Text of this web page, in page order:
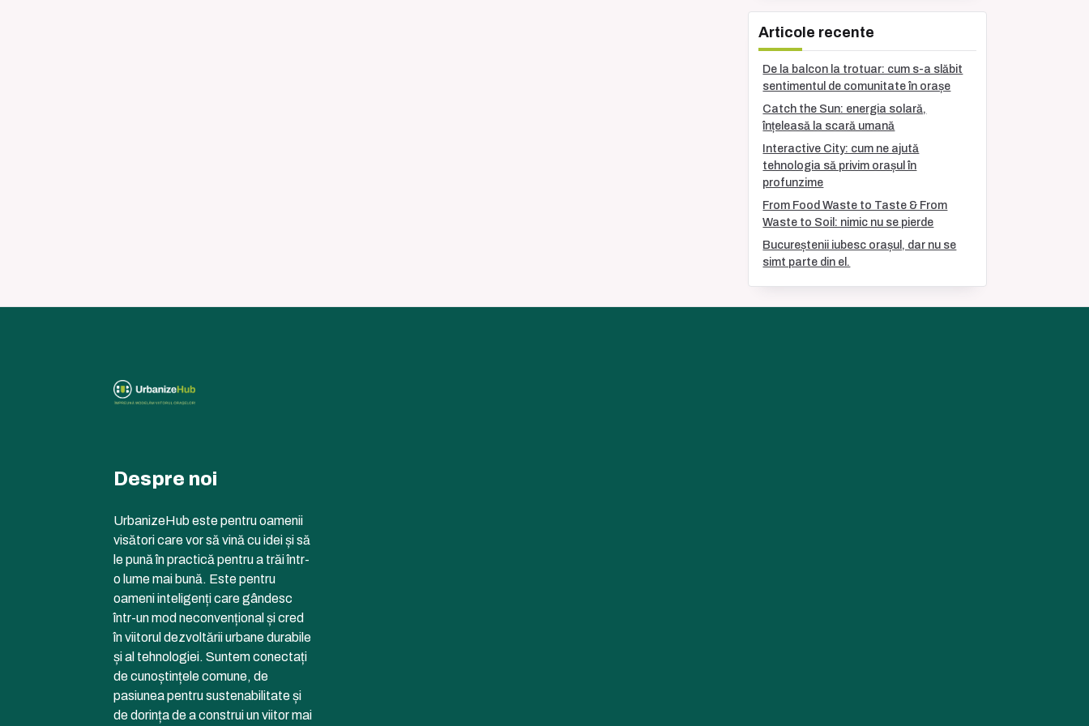
Articole recente
De la balcon la trotuar: cum s-a slăbit
sentimentul de comunitate în orașe
Catch the Sun: energia solară,
înțeleasă la scară umană
Interactive City: cum ne ajută
tehnologia să privim orașul în
profunzime
From Food Waste to Taste & From
Waste to Soil: nimic nu se pierde
Bucureștenii iubesc orașul, dar nu se
simt parte din el.
Despre noi
UrbanizeHub este pentru oamenii
visători care vor să vină cu idei și să
le pună în practică pentru a trăi într-
o lume mai bună. Este pentru
oameni inteligenți care gândesc
într-un mod neconvențional și cred
în viitorul dezvoltării urbane durabile
și al tehnologiei. Suntem conectați
de cunoștințele comune, de
pasiunea pentru sustenabilitate și
de dorința de a construi un viitor mai